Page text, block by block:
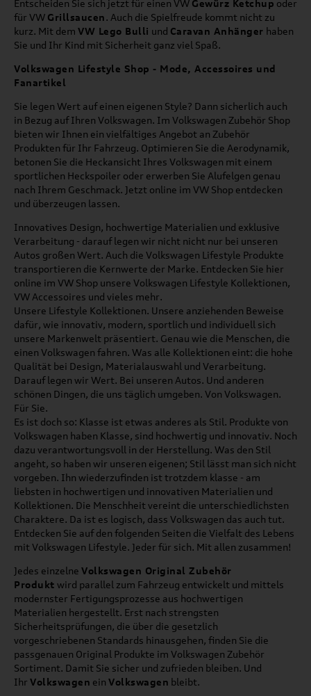
Entscheiden Sie sich jetzt für einen VW Gewürz Ketchup oder
für VW Grillsaucen. Auch die Spielfreude kommt nicht zu
kurz. Mit dem VW Lego Bulli und Caravan Anhänger haben
Sie und Ihr Kind mit Sicherheit ganz viel Spaß.
Volkswagen Lifestyle Shop - Mode, Accessoires und
Fanartikel
Sie legen Wert auf einen eigenen Style? Dann sicherlich auch
in Bezug auf Ihren Volkswagen. Im Volkswagen Zubehör Shop
bieten wir Ihnen ein vielfältiges Angebot an Zubehör
Produkten für Ihr Fahrzeug. Optimieren Sie die Aerodynamik,
betonen Sie die Heckansicht Ihres Volkswagen mit einem
sportlichen Heckspoiler oder erwerben Sie Alufelgen genau
nach Ihrem Geschmack. Jetzt online im VW Shop entdecken
und überzeugen lassen.
Innovatives Design, hochwertige Materialien und exklusive
Verarbeitung - darauf legen wir nicht nicht nur bei unseren
Autos großen Wert. Auch die Volkswagen Lifestyle Produkte
transportieren die Kernwerte der Marke. Entdecken Sie hier
online im VW Shop unsere Volkswagen Lifestyle Kollektionen,
VW Accessoires und vieles mehr.
Unsere Lifestyle Kollektionen. Unsere anziehenden Beweise
dafür, wie innovativ, modern, sportlich und individuell sich
unsere Markenwelt präsentiert. Genau wie die Menschen, die
einen Volkswagen fahren. Was alle Kollektionen eint: die hohe
Qualität bei Design, Materialauswahl und Verarbeitung.
Darauf legen wir Wert. Bei unseren Autos. Und anderen
schönen Dingen, die uns täglich umgeben. Von Volkswagen.
Für Sie.
Es ist doch so: Klasse ist etwas anderes als Stil. Produkte von
Volkswagen haben Klasse, sind hochwertig und innovativ. Noch
dazu verantwortungsvoll in der Herstellung. Was den Stil
angeht, so haben wir unseren eigenen; Stil lässt man sich nicht
vorgeben. Ihn wiederzufinden ist trotzdem klasse - am
liebsten in hochwertigen und innovativen Materialien und
Kollektionen. Die Menschheit vereint die unterschiedlichsten
Charaktere. Da ist es logisch, dass Volkswagen das auch tut.
Entdecken Sie auf den folgenden Seiten die Vielfalt des Lebens
mit Volkswagen Lifestyle. Jeder für sich. Mit allen zusammen!
Jedes einzelne Volkswagen Original Zubehör
Produkt wird parallel zum Fahrzeug entwickelt und mittels
modernster Fertigungsprozesse aus hochwertigen
Materialien hergestellt. Erst nach strengsten
Sicherheitsprüfungen, die über die gesetzlich
vorgeschriebenen Standards hinausgehen, finden Sie die
passgenauen Original Produkte im Volkswagen Zubehör
Sortiment. Damit Sie sicher und zufrieden bleiben. Und
Ihr Volkswagen ein Volkswagen bleibt.